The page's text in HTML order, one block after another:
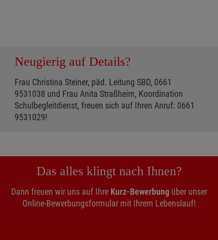
Neugierig auf Details?
Frau Christina Steiner, päd. Leitung SBD, 0661
9531038 und Frau Anita Straßheim, Koordination
Schulbegleitdienst, freuen sich auf Ihren Anruf: 0661
9531029!
Das alles klingt nach Ihnen?
Dann freuen wir uns auf Ihre Kurz-Bewerbung über unser
Online-Bewerbungsformular mit Ihrem Lebenslauf!